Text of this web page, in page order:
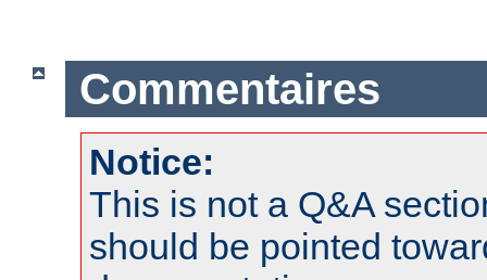
Commentaires
Notice:
This is not a Q&A
should be pointed